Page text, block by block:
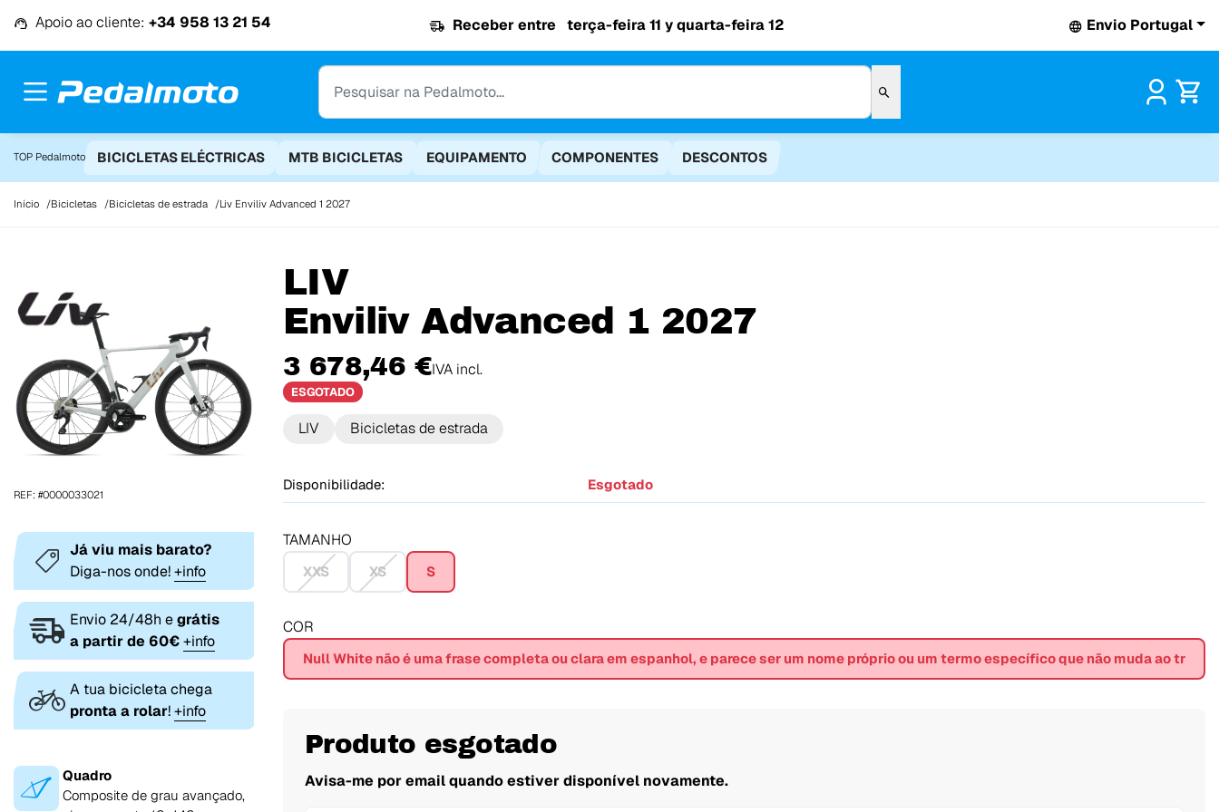
Apoio ao cliente: +34 958 13 21 54 Receber entre terça-feira 11 y quarta-feira 12 Envio Portugal
TOP Pedalmoto BICICLETAS ELÉCTRICAS MTB BICICLETAS EQUIPAMENTO COMPONENTES DESCONTOS
Início Bicicletas Bicicletas de estrada Liv Enviliv Advanced 1 2027
LIV
Enviliv Advanced 1 2027
3 678,46 €IVA incl.
ESGOTADO
LIV Bicicletas de estrada
Disponibilidade: Esgotado
TAMANHO
XXS XS S
COR
Null White não é uma frase completa ou clara em espanhol, e parece ser um nome próprio ou um termo específico que não muda ao tr
Produto esgotado
Avisa-me por email quando estiver disponível novamente.
REF: #0000033021
Já viu mais barato?
Diga-nos onde!+info
Envio 24/48h egrátis
a partir de 60€+info
A tua bicicleta chega
pronta a rolar!+info
Quadro
Composite de grau avançado,